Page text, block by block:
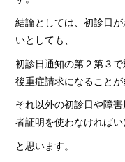
結論としては、初診日
いとしても、
初診日通知の第２第３
後重症請求になること
それ以外の初診日や障
者証明を使わなければ
と思います。